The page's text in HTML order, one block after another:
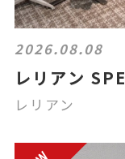
2026.08.08
レリアン
レリアン